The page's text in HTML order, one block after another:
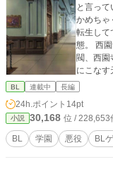
と言っ
かめちゃ
転生して
態。 西園寺光輝 (さいおんじ こうき)悪役 超大金持ち西園寺財
閥、西園
にこなす
る。 容
裏で虐め
業パー
寺財閥も悪事
(君ラブ) ストーリーとキャラデザ＆設定が神すぎる上にボイ
ょんな
BL 連載中 長編
24h.ポイント 14pt
小説 30,168 位 / 228,653
BL 学園 悪役 BL